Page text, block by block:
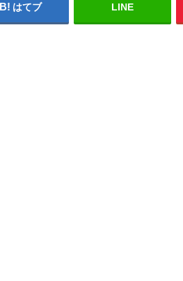
はてブ LINE